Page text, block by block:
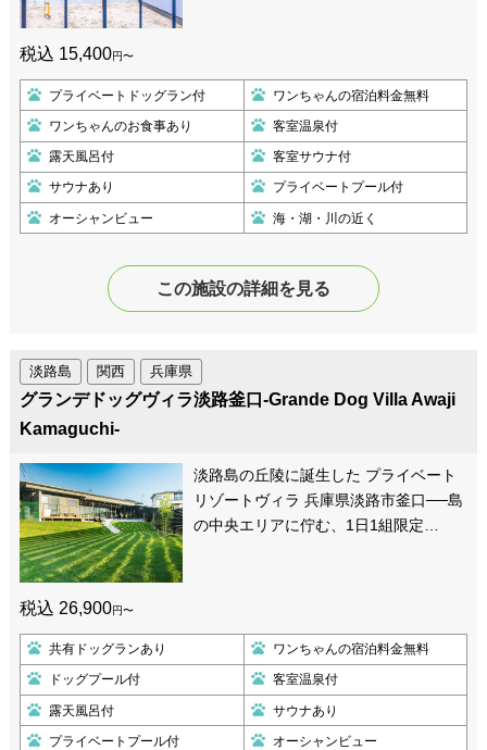
税込 15,400円〜
プライベートドッグラン付 ワンちゃんの宿泊料金無料
ワンちゃんのお食事あり 客室温泉付
露天風呂付 客室サウナ付
サウナあり プライベートプール付
オーシャンビュー 海・湖・川の近く
この施設の詳細を見る
関西 兵庫県
淡路島
グランデドッグヴィラ淡路釜口-Grande Dog Villa Awaji
Kamaguchi-
淡路島の丘陵に誕生した プライベート
リゾートヴィラ 兵庫県淡路市釜口──島
の中央エリアに佇む、1日1組限定…
税込 26,900円〜
共有ドッグランあり ワンちゃんの宿泊料金無料
ドッグプール付 客室温泉付
露天風呂付 サウナあり
プライベートプール付 オーシャンビュー